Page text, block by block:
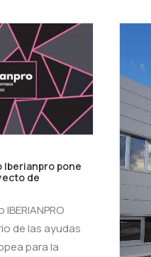
Iberianpro pone
de
de las ayudas
para la